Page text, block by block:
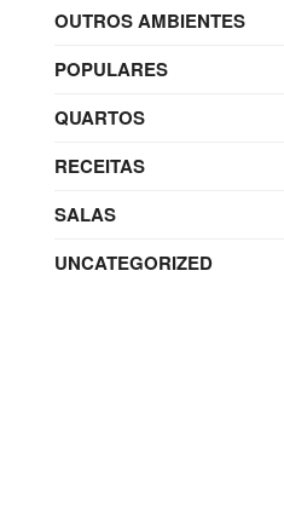
OUTROS AMBIENTES
POPULARES
QUARTOS
RECEITAS
SALAS
UNCATEGORIZED